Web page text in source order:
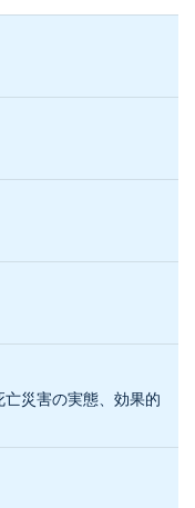
亡災害の実態、効果的